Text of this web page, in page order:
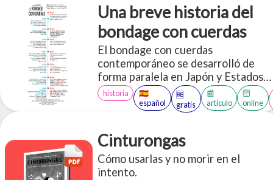
en las personas es estar preparados
y tratar de disminuir esos riesgos.
Una breve historia del
bondage con cuerdas
El bondage con cuerdas
contemporáneo se desarrolló de
forma paralela en Japón y Estados
Unidos a principios del siglo XX.
historia
🇪🇸
español
🆓
gratis
📰
artículo
🛜
online
Cinturongas
Cómo usarlas y no morir en el
intento.